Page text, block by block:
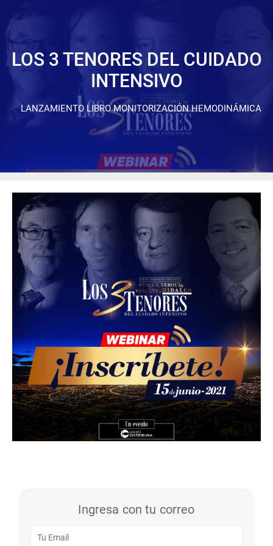
LOS 3 TENORES DEL CUIDADO
INTENSIVO
LANZAMIENTO LIBRO MONITORIZACIÓN HEMODINÁMICA
Ingresa con tu correo